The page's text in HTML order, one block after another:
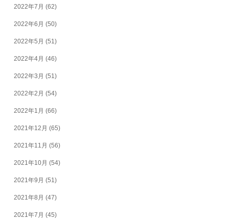
2022年7月 (62)
2022年6月 (50)
2022年5月 (51)
2022年4月 (46)
2022年3月 (51)
2022年2月 (54)
2022年1月 (66)
2021年12月 (65)
2021年11月 (56)
2021年10月 (54)
2021年9月 (51)
2021年8月 (47)
2021年7月 (45)